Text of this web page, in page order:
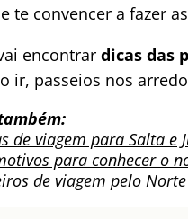
te convencer a fazer
encontrar dicas das
ir, passeios nos
de viagem para Salta e
para conhecer o
de viagem pelo